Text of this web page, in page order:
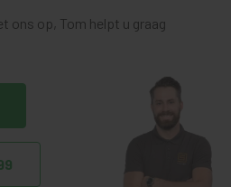
ons op, Tom helpt u graag